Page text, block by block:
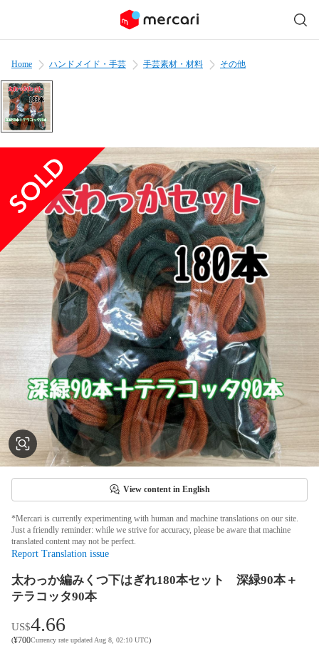
Home ハンドメイド・手芸 手芸素材・材料 その他
View content in English
*Mercari is currently experimenting with human and machine translations on our site.
Just a friendly reminder: while we strive for accuracy, please be aware that machine
translated content may not be perfect.
Report Translation issue
太わっか編みくつ下はぎれ180本セット 深緑90本＋
テラコッタ90本
US$4.66
(¥700Currency rate updated Aug 8, 02:10 UTC)